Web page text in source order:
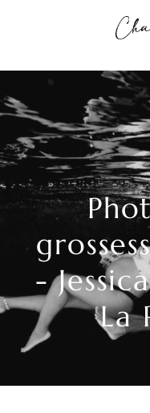
-
La
Accueil
A
Tirages